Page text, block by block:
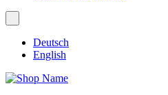
Deutsch
English